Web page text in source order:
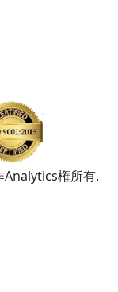
権所有.